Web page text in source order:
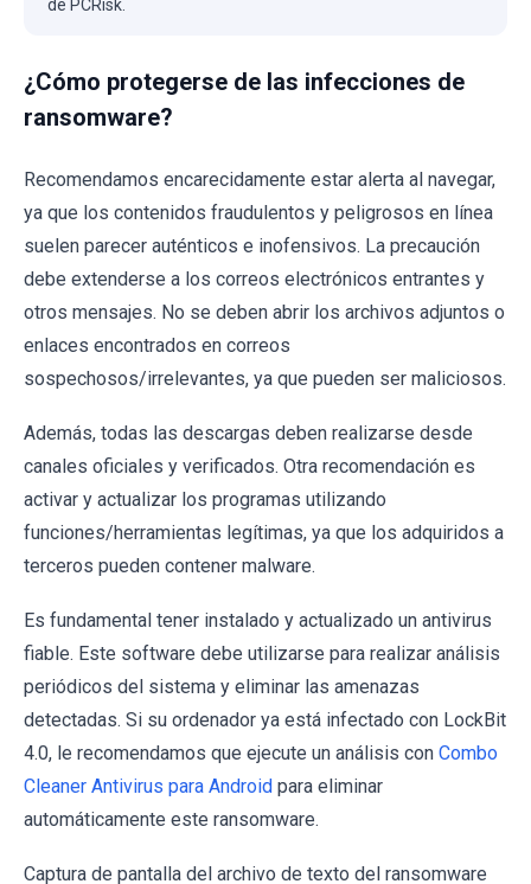
de PCRisk.
¿Cómo protegerse de las infecciones de
ransomware?
Recomendamos encarecidamente estar alerta al navegar,
ya que los contenidos fraudulentos y peligrosos en línea
suelen parecer auténticos e inofensivos. La precaución
debe extenderse a los correos electrónicos entrantes y
otros mensajes. No se deben abrir los archivos adjuntos o
enlaces encontrados en correos
sospechosos/irrelevantes, ya que pueden ser maliciosos.
Además, todas las descargas deben realizarse desde
canales oficiales y verificados. Otra recomendación es
activar y actualizar los programas utilizando
funciones/herramientas legítimas, ya que los adquiridos a
terceros pueden contener malware.
Es fundamental tener instalado y actualizado un antivirus
fiable. Este software debe utilizarse para realizar análisis
periódicos del sistema y eliminar las amenazas
detectadas. Si su ordenador ya está infectado con LockBit
4.0, le recomendamos que ejecute un análisis con Combo
Cleaner Antivirus para Android para eliminar
automáticamente este ransomware.
Captura de pantalla del archivo de texto del ransomware